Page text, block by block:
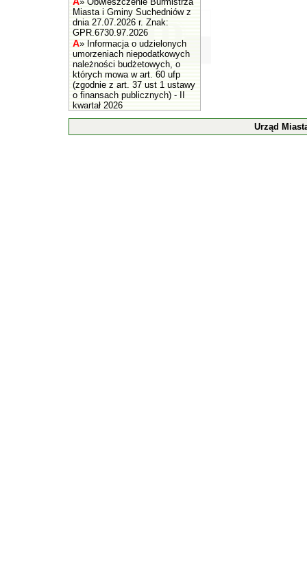
Miasta i Gminy Suchedniów z
dnia 27.07.2026 r. Znak:
GPR.6730.97.2026
A» Informacja o udzielonych
umorzeniach niepodatkowych
należności budżetowych, o
których mowa w art. 60 ufp
(zgodnie z art. 37 ust 1 ustawy
o finansach publicznych) - II
kwartał 2026
Urząd